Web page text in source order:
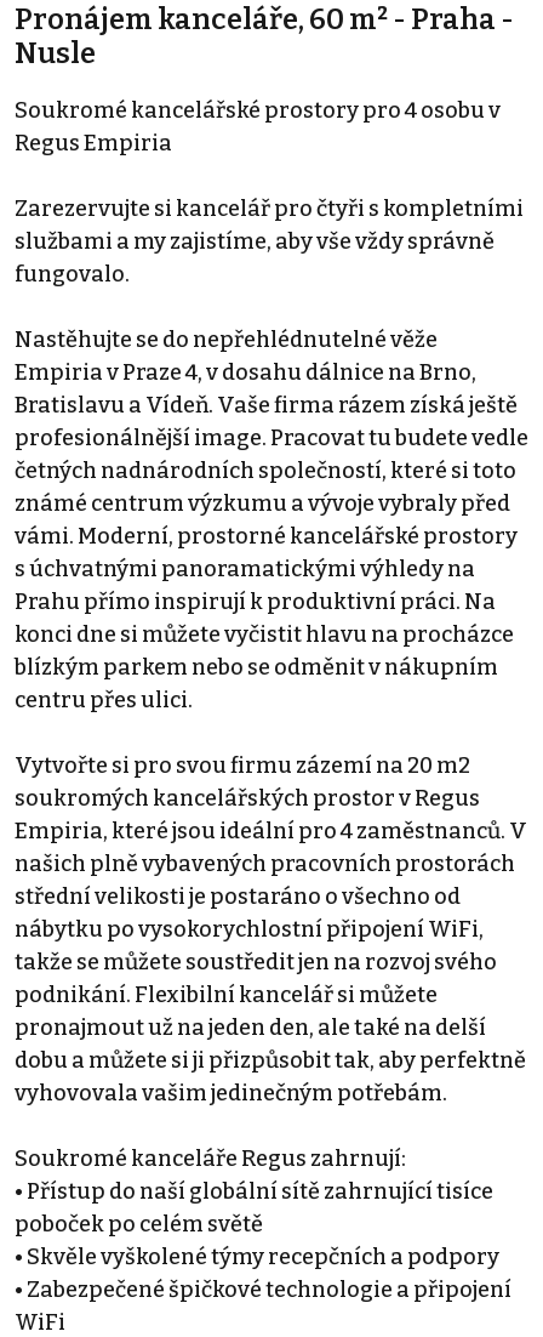
Pronájem kanceláře, 60 m² - Praha -
Nusle
Soukromé kancelářské prostory pro 4 osobu v
Regus Empiria
Zarezervujte si kancelář pro čtyři s kompletními
službami a my zajistíme, aby vše vždy správně
fungovalo.
Nastěhujte se do nepřehlédnutelné věže
Empiria v Praze 4, v dosahu dálnice na Brno,
Bratislavu a Vídeň. Vaše firma rázem získá ještě
profesionálnější image. Pracovat tu budete vedle
četných nadnárodních společností, které si toto
známé centrum výzkumu a vývoje vybraly před
vámi. Moderní, prostorné kancelářské prostory
s úchvatnými panoramatickými výhledy na
Prahu přímo inspirují k produktivní práci. Na
konci dne si můžete vyčistit hlavu na procházce
blízkým parkem nebo se odměnit v nákupním
centru přes ulici.
Vytvořte si pro svou firmu zázemí na 20 m2
soukromých kancelářských prostor v Regus
Empiria, které jsou ideální pro 4 zaměstnanců. V
našich plně vybavených pracovních prostorách
střední velikosti je postaráno o všechno od
nábytku po vysokorychlostní připojení WiFi,
takže se můžete soustředit jen na rozvoj svého
podnikání. Flexibilní kancelář si můžete
pronajmout už na jeden den, ale také na delší
dobu a můžete si ji přizpůsobit tak, aby perfektně
vyhovovala vašim jedinečným potřebám.
Soukromé kanceláře Regus zahrnují:
• Přístup do naší globální sítě zahrnující tisíce
poboček po celém světě
• Skvěle vyškolené týmy recepčních a podpory
• Zabezpečené špičkové technologie a připojení
WiFi